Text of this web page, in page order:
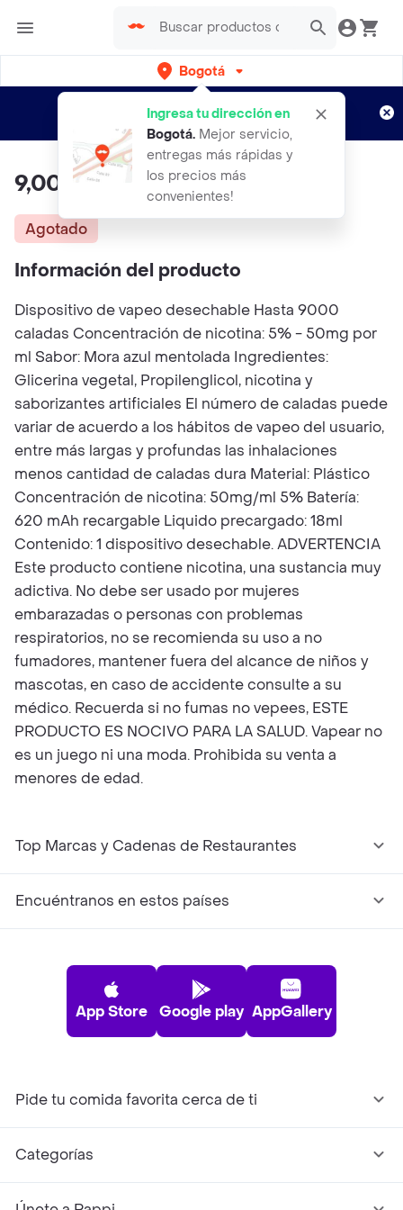
Bogotá
Ingresa tu dirección en
Bogotá. Mejor servicio,
entregas más rápidas y
los precios más
convenientes!
envíos gratis por semanas
Aplican TyC
9,000 Puff Flawlss Menta 5%
Agotado
Información del producto
Dispositivo de vapeo desechable Hasta 9000
caladas Concentración de nicotina: 5% - 50mg por
ml Sabor: Mora azul mentolada Ingredientes:
Glicerina vegetal, Propilenglicol, nicotina y
saborizantes artificiales El número de caladas puede
variar de acuerdo a los hábitos de vapeo del usuario,
entre más largas y profundas las inhalaciones
menos cantidad de caladas dura Material: Plástico
Concentración de nicotina: 50mg/ml 5% Batería:
620 mAh recargable Liquido precargado: 18ml
Contenido: 1 dispositivo desechable. ADVERTENCIA
Este producto contiene nicotina, una sustancia muy
adictiva. No debe ser usado por mujeres
embarazadas o personas con problemas
respiratorios, no se recomienda su uso a no
fumadores, mantener fuera del alcance de niños y
mascotas, en caso de accidente consulte a su
médico. Recuerda si no fumas no vepees, ESTE
PRODUCTO ES NOCIVO PARA LA SALUD. Vapear no
es un juego ni una moda. Prohibida su venta a
menores de edad.
Top Marcas y Cadenas de Restaurantes
Encuéntranos en estos países
App Store Google play AppGallery
Pide tu comida favorita cerca de ti
Categorías